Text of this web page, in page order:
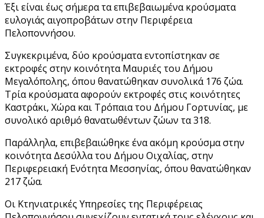
Έξι είναι έως σήμερα τα επιβεβαιωμένα κρούσματα
ευλογιάς αιγοπροβάτων στην Περιφέρεια
Πελοποννήσου.
Συγκεκριμένα, δύο κρούσματα εντοπίστηκαν σε
εκτροφές στην κοινότητα Μαυριές του Δήμου
Μεγαλόπολης, όπου θανατώθηκαν συνολικά 176 ζώα.
Τρία κρούσματα αφορούν εκτροφές στις κοινότητες
Καστράκι, Χώρα και Τρόπαια του Δήμου Γορτυνίας, με
συνολικό αριθμό θανατωθέντων ζώων τα 318.
Παράλληλα, επιβεβαιώθηκε ένα ακόμη κρούσμα στην
κοινότητα Δεσύλλα του Δήμου Οιχαλίας, στην
Περιφερειακή Ενότητα Μεσσηνίας, όπου θανατώθηκαν
217 ζώα.
Οι Κτηνιατρικές Υπηρεσίες της Περιφέρειας